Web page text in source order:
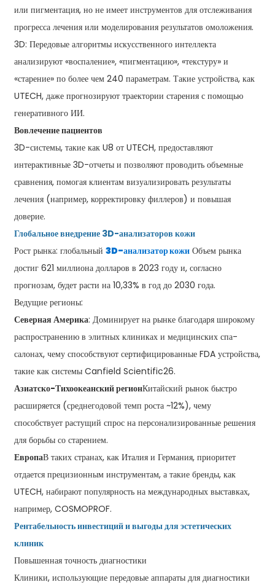
или пигментация, но не имеет инструментов для отслеживания
прогресса лечения или моделирования результатов омоложения.
3D: Передовые алгоритмы искусственного интеллекта
анализируют «воспаление», «пигментацию», «текстуру» и
«старение» по более чем 240 параметрам. Такие устройства, как
UTECH, даже прогнозируют траектории старения с помощью
генеративного ИИ.
Вовлечение пациентов
3D-системы, такие как U8 от UTECH, предоставляют
интерактивные 3D-отчеты и позволяют проводить объемные
сравнения, помогая клиентам визуализировать результаты
лечения (например, корректировку филлеров) и повышая
доверие.
Глобальное внедрение 3D-анализаторов кожи
Рост рынка: глобальный 3D-анализатор кожиОбъем рынка
достиг 621 миллиона долларов в 2023 году и, согласно
прогнозам, будет расти на 10,33% в год до 2030 года.
Ведущие регионы:
Северная Америка: Доминирует на рынке благодаря широкому
распространению в элитных клиниках и медицинских спа-
салонах, чему способствуют сертифицированные FDA устройства,
такие как системы Canfield Scientific26.
Азиатско-Тихоокеанский регионКитайский рынок быстро
расширяется (среднегодовой темп роста ~12%), чему
способствует растущий спрос на персонализированные решения
для борьбы со старением.
ЕвропаВ таких странах, как Италия и Германия, приоритет
отдается прецизионным инструментам, а такие бренды, как
UTECH, набирают популярность на международных выставках,
например, COSMOPROF.
Рентабельность инвестиций и выгоды для эстетических
клиник
Повышенная точность диагностики
Клиники, использующие передовые аппараты для диагностики